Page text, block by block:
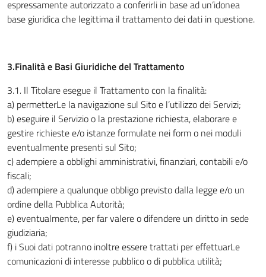
espressamente autorizzato a conferirli in base ad un’idonea
base giuridica che legittima il trattamento dei dati in questione.
3.Finalità e Basi Giuridiche del Trattamento
3.1. Il Titolare esegue il Trattamento con la finalità:
a) permetterLe la navigazione sul Sito e l’utilizzo dei Servizi;
b) eseguire il Servizio o la prestazione richiesta, elaborare e
gestire richieste e/o istanze formulate nei form o nei moduli
eventualmente presenti sul Sito;
c) adempiere a obblighi amministrativi, finanziari, contabili e/o
fiscali;
d) adempiere a qualunque obbligo previsto dalla legge e/o un
ordine della Pubblica Autorità;
e) eventualmente, per far valere o difendere un diritto in sede
giudiziaria;
f) i Suoi dati potranno inoltre essere trattati per effettuarLe
comunicazioni di interesse pubblico o di pubblica utilità;